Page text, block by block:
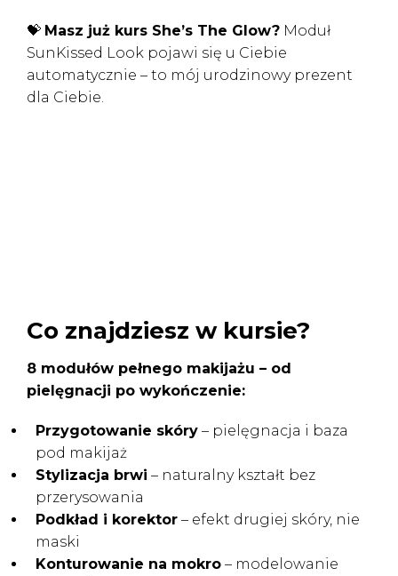
💝 Masz już kurs She’s The Glow? Moduł
SunKissed Look pojawi się u Ciebie
automatycznie – to mój urodzinowy prezent
dla Ciebie.
Co znajdziesz w kursie?
8 modułów pełnego makijażu – od
pielęgnacji po wykończenie:
Przygotowanie skóry – pielęgnacja i baza
pod makijaż
Stylizacja brwi – naturalny kształt bez
przerysowania
Podkład i korektor – efekt drugiej skóry, nie
maski
Konturowanie na mokro – modelowanie